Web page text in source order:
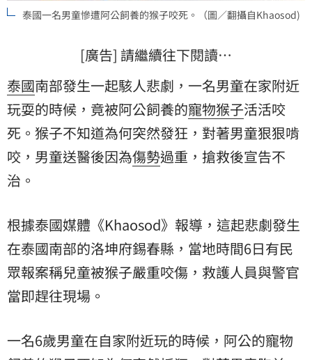
泰國一名男童慘遭阿公飼養的猴子咬死。（圖／翻攝自Khaosod)
[廣告] 請繼續往下閱讀…
泰國南部發生一起駭人悲劇，一名男童在家附近
玩耍的時候，竟被阿公飼養的寵物猴子活活咬
死。猴子不知道為何突然發狂，對著男童狠狠啃
咬，男童送醫後因為傷勢過重，搶救後宣告不
治。
根據泰國媒體《Khaosod》報導，這起悲劇發生
在泰國南部的洛坤府錫春縣，當地時間6日有民
眾報案稱兒童被猴子嚴重咬傷，救護人員與警官
當即趕往現場。
一名6歲男童在自家附近玩的時候，阿公的寵物